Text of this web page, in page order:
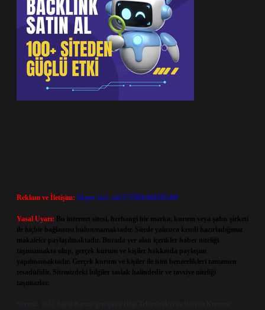
Reklam ve İletişim: Skype: live:.cid.575569c608265c69
Yasal Uyarı:
Bu internet sitesi, herhangi bir marka, kurum veya şahıs şirketi
ile hiçbir bağlantısı bulunmamaktadır. Sitede yalnızca kendi hazırladığımız
makaleler paylaşılmaktadır. Burada yer alan içerikler haber niteliği
taşımamakta olup, gerçek kurum ve kişiler hakkında paylaşım
yapılmamaktadır. Gerçek kurum ve kişiler ile isim benzerlikleri tamamen
tesadüfidir. Sitemizdeki bilgiler taslak halindedir ve tavsiye niteliği
taşımazlar.
Sitemiz, 5651 Sayılı Kanun gereğince Bilgi Teknolojileri ve İletişim Kurumu